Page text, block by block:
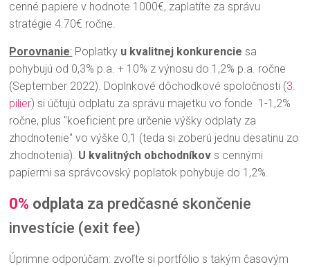
cenné papiere v hodnote 1000€, zaplatíte za správu
stratégie 4.70€ ročne.
Porovnanie: Poplatky u kvalitnej konkurencie sa
pohybujú od 0,3% p.a. + 10% z výnosu do 1,2% p.a. ročne
(September 2022). Doplnkové dôchodkové spoločnosti (3.
pilier) si účtujú odplatu za správu majetku vo fonde 1-1,2%
ročne, plus "koeficient pre určenie výšky odplaty za
zhodnotenie" vo výške 0,1 (teda si zoberú jednu desatinu zo
zhodnotenia). U kvalitných obchodníkov s cennými
papiermi sa správcovský poplatok pohybuje do 1,2%.
0% odplata za predčasné skončenie
investície (exit fee)
Úprimne odporúčam: zvoľte si portfólio s takým časovým